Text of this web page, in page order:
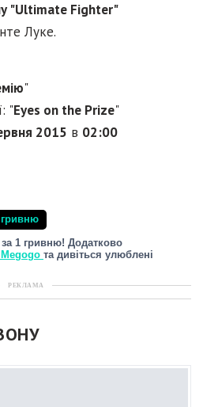
"Ultimate Fighter"
Луке.
"
"Eyes on the Prize"
2015 в 02:00
1 гривню! Додатково
та дивіться улюблені
РЕКЛАМА